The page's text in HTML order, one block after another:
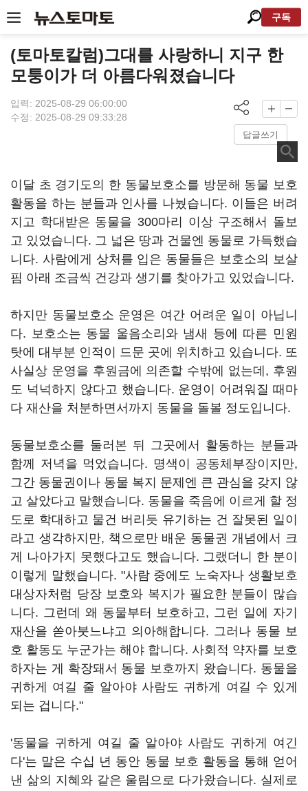
구독
(토마토칼럼)그대를 사랑하니 지구 한
모퉁이가 더 아름다워졌습니다
입력: 2025-08-29 06:00:00
수정: 2025-08-29 09:33:28
답글쓰기
이달 초 경기도의 한 동물보호소를 방문해 동물 보호
활동을 하는 분들과 인사를 나눴습니다. 이들은 버려
지고 학대받은 동물을 300마리 이상 구조해서 돌보
고 있었습니다. 그 넓은 땅과 건물엔 동물로 가득했습
니다. 사람에게 상처를 입은 동물들은 보호소의 보살
핌 아래 조금씩 건강과 생기를 찾아가고 있었습니다.
하지만 동물보호소 운영은 여간 어려운 일이 아닙니
다. 보호소는 동물 울음소리와 냄새 등에 따른 민원
탓에 대부분 인적이 드문 곳에 위치하고 있습니다. 또
사실상 운영을 후원금에 의존할 수밖에 없는데, 후원
도 넉넉하지 않다고 했습니다. 운영이 어려워질 때마
다 재산을 처분하면서까지 동물을 돌볼 정도입니다.
동물보호소를 둘러본 뒤 그곳에서 활동하는 분들과
함께 저녁을 먹었습니다. 명색이 공동체부장이지만,
그간 동물권이나 동물 복지 문제엔 큰 관심을 갖지 않
고 살았다고 말했습니다. 동물을 죽음에 이르게 할 정
도로 학대하고 물건 버리듯 유기하는 건 잘못된 일이
라고 생각하지만, 책으로만 배운 동물권 개념에서 크
게 나아가지 못했다고도 했습니다. 그랬더니 한 분이
이렇게 말했습니다. "사람 중에도 노숙자나 생활보호
대상자처럼 당장 보호와 복지가 필요한 분들이 많습
니다. 그런데 왜 동물부터 보호하고, 그런 일에 자기
재산을 쏟아붓느냐고 의아해합니다. 그러나 동물 보
호 활동도 누군가는 해야 합니다. 사회적 약자를 보호
하자는 게 확장돼서 동물 보호까지 왔습니다. 동물을
귀하게 여길 줄 알아야 사람도 귀하게 여길 수 있게
되는 겁니다."
'동물을 귀하게 여길 줄 알아야 사람도 귀하게 여긴
다'는 말은 수십 년 동안 동물 보호 활동을 통해 얻어
낸 삶의 지혜와 같은 울림으로 다가왔습니다. 실제로